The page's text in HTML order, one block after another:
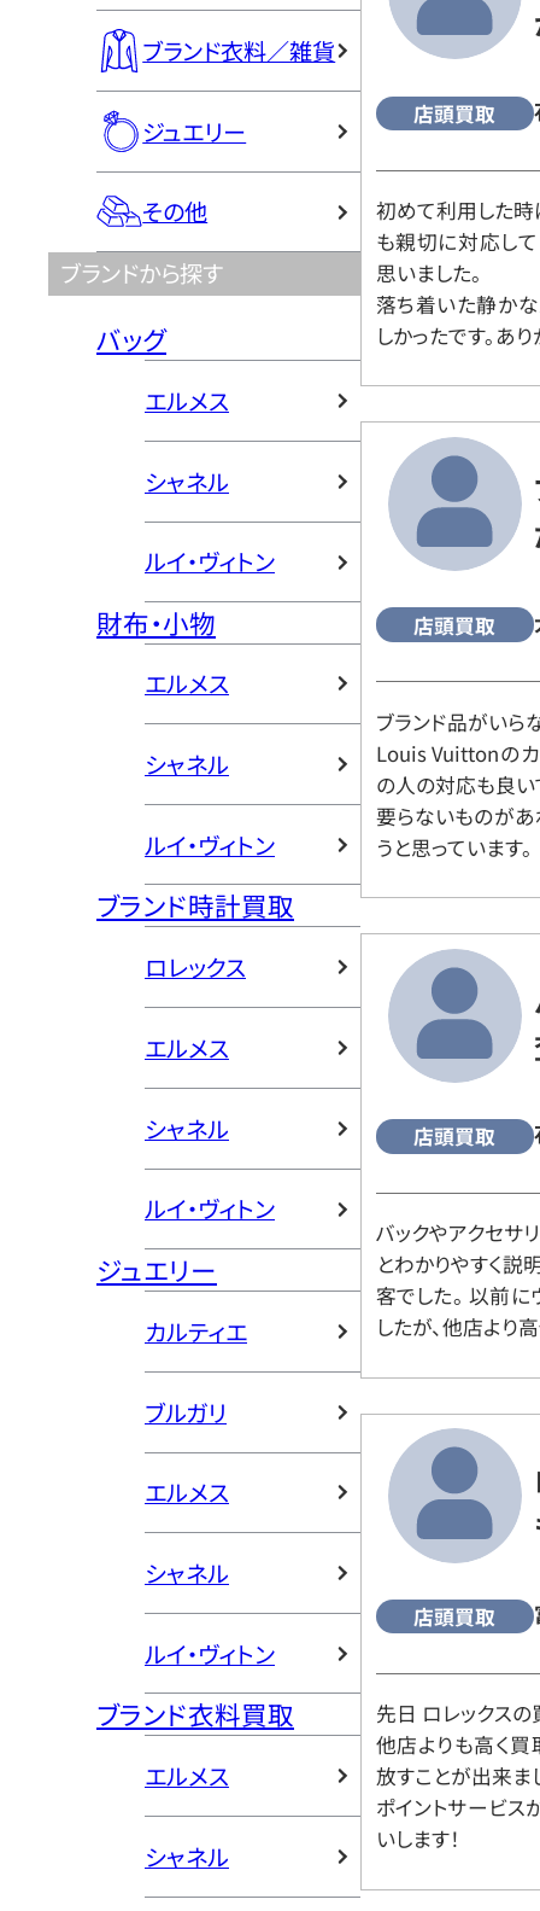
ブランド衣料／雑貨
ジュエリー
その他
ブランドから探す
バッグ
エルメス
シャネル
ルイ・ヴィトン
財布・小物
エルメス
シャネル
ルイ・ヴィトン
ブランド時計買取
ロレックス
エルメス
シャネル
ルイ・ヴィトン
ジュエリー
カルティエ
ブルガリ
エルメス
シャネル
ルイ・ヴィトン
ブランド衣料買取
エルメス
シャネル
店頭買取
初めて利用した時
も親切に対応し
思いました。
落ち着いた静か
しかったです。あ
店頭買取
ブランド品がいら
Louis Vuittonの
の人の対応も良い
要らないものがあ
うと思っています。
店頭買取
バックやアクセサ
とわかりやすく説
客でした。 以前
したが、他店より
店頭買取
先日 ロレックスの
他店よりも高く買
放すことが出来ま
ポイントサービス
いします！